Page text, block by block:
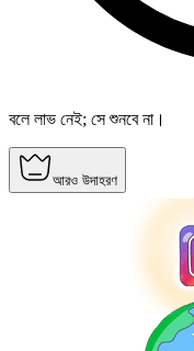
বলে লাভ নেই; সে শুনবে না।
আরও উদাহরণ